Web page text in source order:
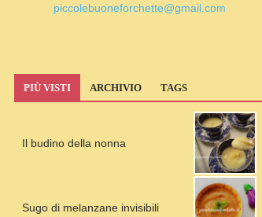
piccolebuoneforchette@gmail.com
PIÙ VISTI ARCHIVIO TAGS
Il budino della nonna
Sugo di melanzane invisibili